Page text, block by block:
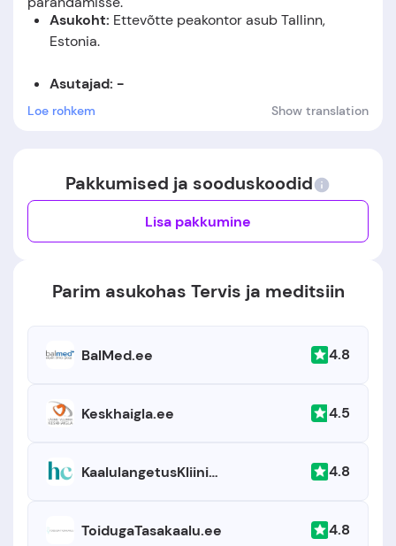
Asukoht: Ettevõtte peakontor asubTallinn,
Estonia.
Asutajad: -
Loe rohkem Show translation
Pakkumised ja sooduskoodid
Lisa pakkumine
Parim asukohas Tervis ja meditsiin
BalMed.ee 4.8
Keskhaigla.ee 4.5
KaalulangetusKliinik.ee 4.8
ToidugaTasakaalu.ee 4.8